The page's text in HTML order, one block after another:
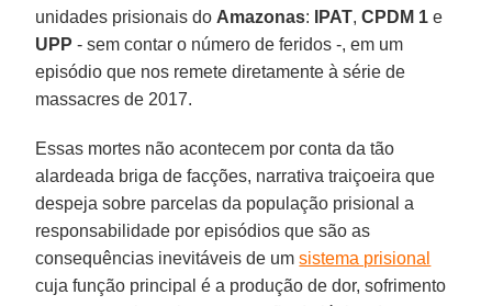
unidades prisionais do Amazonas: IPAT,CPDM 1 e
UPP - sem contar o número de feridos -, em um
episódio que nos remete diretamente à série de
massacres de 2017.
Essas mortes não acontecem por conta da tão
alardeada briga de facções, narrativa traiçoeira que
despeja sobre parcelas da população prisional a
responsabilidade por episódios que são as
consequências inevitáveis de umsistema prisional
cuja função principal é a produção de dor, sofrimento